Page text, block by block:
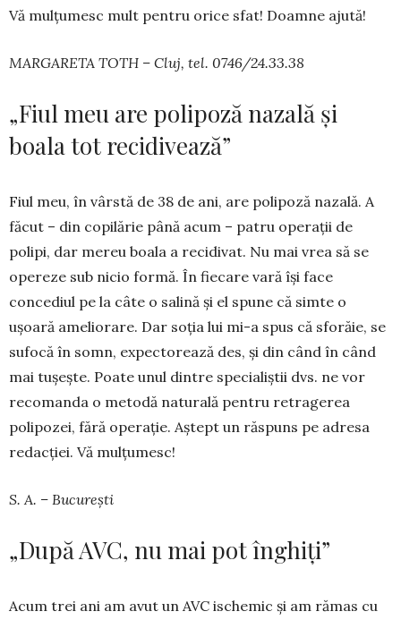
Vă mulțumesc mult pentru ori­ce sfat! Doamne ajută!
MARGARETA TOTH – Cluj, tel. 0746/24.33.38
„Fiul meu are polipoză nazală și
boala tot recidivează”
Fiul meu, în vârstă de 38 de ani, are polipoză na­zală. A
făcut – din copilărie până acum – patru operații de
polipi, dar mereu boala a recidivat. Nu mai vrea să se
ope­reze sub nicio formă. În fiecare vară își face
concediul pe la câte o salină și el spune că simte o
ușoară ameliorare. Dar soția lui mi-a spus că sforăie, se
sufocă în somn, expecto­rează des, și din când în când
mai tușește. Poate unul dintre specialiștii dvs. ne vor
recomanda o metodă naturală pentru retragerea
polipozei, fără operație. Aștept un răspuns pe adresa
redacției. Vă mulțu­mesc!
S. A. – București
„După AVC, nu mai pot înghiți”
Acum trei ani am avut un AVC ischemic și am rămas cu